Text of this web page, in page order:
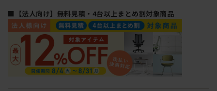
■【法人向け】無料見積・4台以上まとめ割対象商品